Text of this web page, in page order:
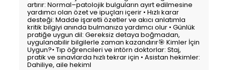
artırır: Normal–patolojik bulguların ayırt edilmesine
yardımcı olan özet ve ipuçları içerir • Hızlı karar
desteği: Madde işaretli özetler ve akıcı anlatımla
kritik bilgiyi anında bulmanıza yardımcı olur • Günlük
pratiğe uygun dil: Gereksiz detaya boğmadan,
uygulanabilir bilgilerle zaman kazandırır🎯 Kimler İçin
Uygun?• Tıp öğrencileri ve intörn doktorlar: Staj,
pratik ve sınavlarda hızlı tekrar için • Asistan hekimler:
Dahiliye, aile hekiml